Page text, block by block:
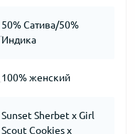
50% Сатива/50%
Индика
100% женский
Sunset Sherbet x Girl
Scout Cookies x